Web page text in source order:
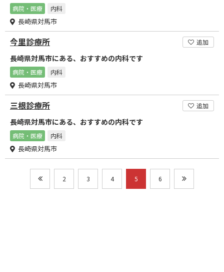
病院・医療 内科
長崎県対馬市
今里診療所 追加
長崎県対馬市にある、おすすめの内科です
病院・医療 内科
長崎県対馬市
三根診療所 追加
長崎県対馬市にある、おすすめの内科です
病院・医療 内科
長崎県対馬市
2 3 4 5 6